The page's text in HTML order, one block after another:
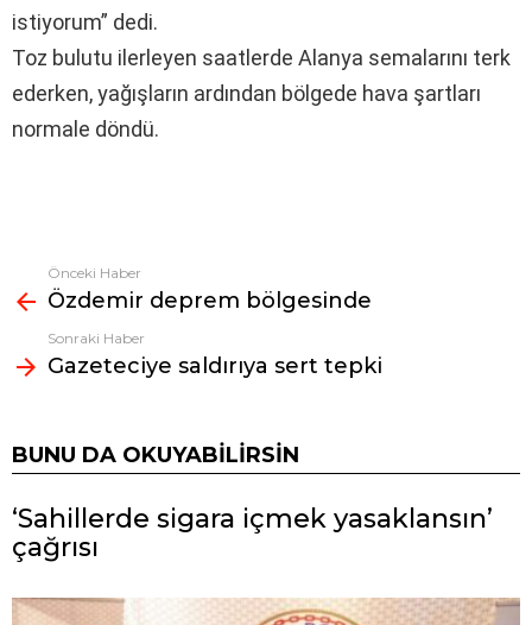
istiyorum” dedi.
Toz bulutu ilerleyen saatlerde Alanya semalarını terk
ederken, yağışların ardından bölgede hava şartları
normale döndü.
Fazlasına
bak
Önceki Haber
Özdemir deprem bölgesinde
Sonraki Haber
Gazeteciye saldırıya sert tepki
BUNU DA OKUYABILIRSIN
‘Sahillerde sigara içmek yasaklansın’
çağrısı